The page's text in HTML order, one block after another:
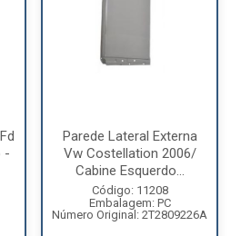
-
Parede Lateral Externa
Vw Costellation 2006/
Cabine Esquerdo...
Código: 11208
Embalagem: PC
Número Original: 2T2809226A